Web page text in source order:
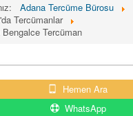
Adana Tercüme Bürosu
Tercümanlar
Tercüman
Hemen Ara
WhatsApp